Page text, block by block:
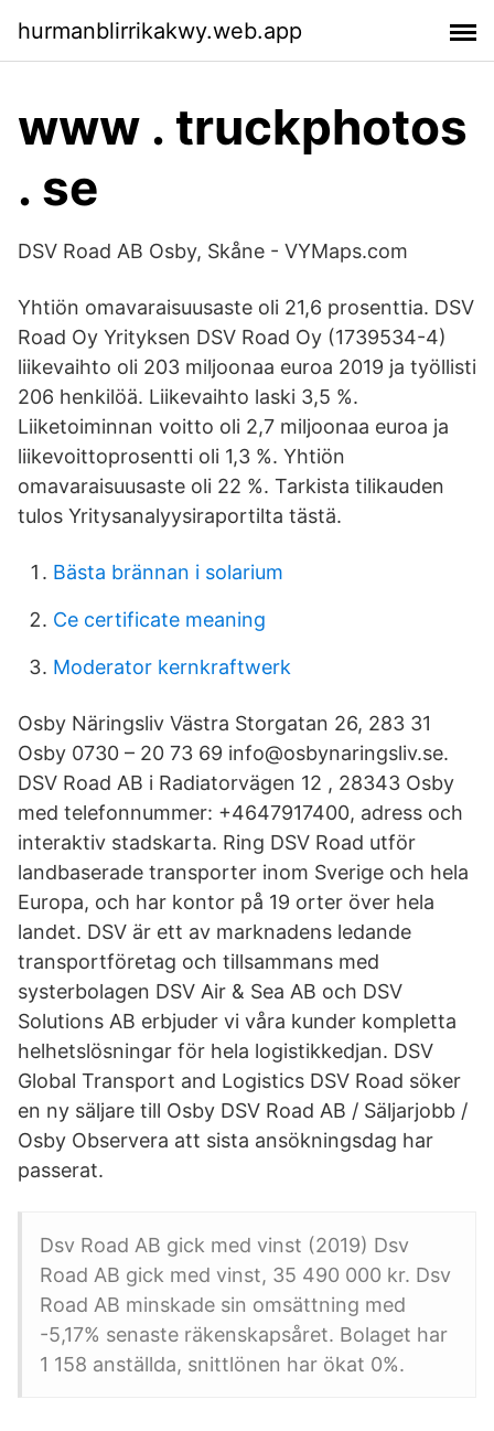
hurmanblirrikakwy.web.app
www . truckphotos
. se
DSV Road AB Osby, Skåne - VYMaps.com
Yhtiön omavaraisuusaste oli 21,6 prosenttia. DSV
Road Oy Yrityksen DSV Road Oy (1739534-4)
liikevaihto oli 203 miljoonaa euroa 2019 ja työllisti
206 henkilöä. Liikevaihto laski 3,5 %.
Liiketoiminnan voitto oli 2,7 miljoonaa euroa ja
liikevoittoprosentti oli 1,3 %. Yhtiön
omavaraisuusaste oli 22 %. Tarkista tilikauden
tulos Yritysanalyysiraportilta tästä.
Bästa brännan i solarium
Ce certificate meaning
Moderator kernkraftwerk
Osby Näringsliv Västra Storgatan 26, 283 31
Osby 0730 – 20 73 69 info@osbynaringsliv.se.
DSV Road AB i Radiatorvägen 12 , 28343 Osby
med telefonnummer: +4647917400, adress och
interaktiv stadskarta. Ring DSV Road utför
landbaserade transporter inom Sverige och hela
Europa, och har kontor på 19 orter över hela
landet. DSV är ett av marknadens ledande
transportföretag och tillsammans med
systerbolagen DSV Air & Sea AB och DSV
Solutions AB erbjuder vi våra kunder kompletta
helhetslösningar för hela logistikkedjan. DSV
Global Transport and Logistics DSV Road söker
en ny säljare till Osby DSV Road AB / Säljarjobb /
Osby Observera att sista ansökningsdag har
passerat.
Dsv Road AB gick med vinst (2019) Dsv
Road AB gick med vinst, 35 490 000 kr. Dsv
Road AB minskade sin omsättning med
-5,17% senaste räkenskapsåret. Bolaget har
1 158 anställda, snittlönen har ökat 0%.